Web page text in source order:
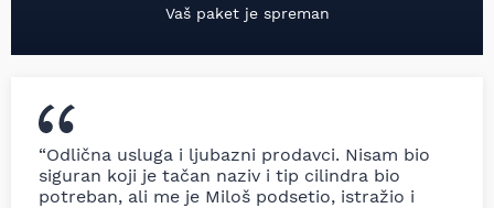
Vaš paket je spreman
“Odlična usluga i ljubazni prodavci. Nisam bio
siguran koji je tačan naziv i tip cilindra bio
potreban, ali me je Miloš podsetio, istražio i